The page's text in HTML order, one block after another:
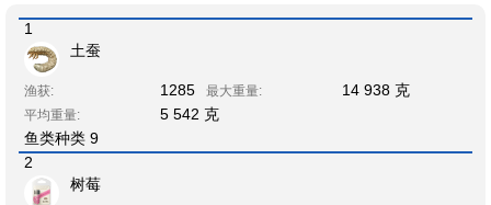
1
土蚕
渔获: 1285 最大重量: 14 938 克
平均重量:
5 542 克
鱼类种类 9
2
树莓